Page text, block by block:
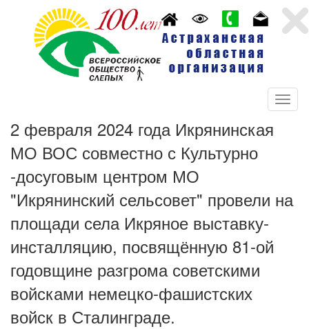
2 февраля 2024 года Икрянинская
МО ВОС совместно с Культурно
-досуговым центром МО
"Икрянинский сельсовет" провели на
площади села Икряное выставку-
инсталляцию, посвящённую 81-ой
годовщине разгрома советскими
войсками немецко-фашистских
войск в Сталинграде.